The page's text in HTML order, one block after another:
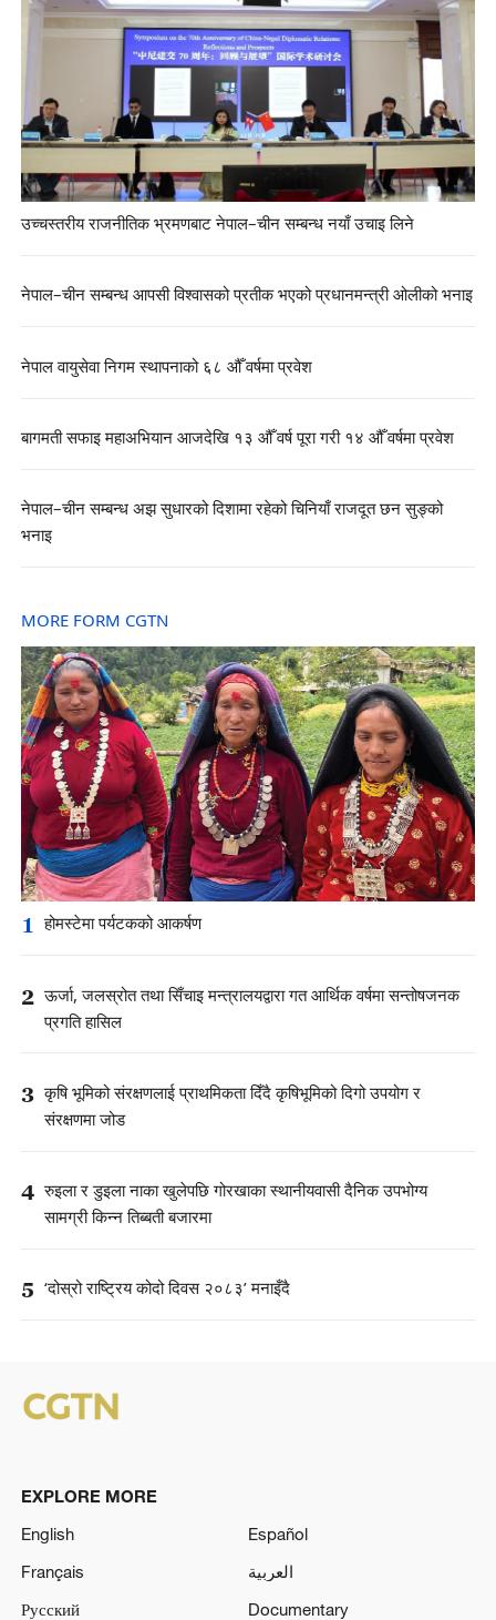
उच्चस्तरीय राजनीतिक भ्रमणबाट नेपाल–चीन सम्बन्ध नयाँ उचाइ लिने
नेपाल–चीन सम्बन्ध आपसी विश्वासको प्रतीक भएको प्रधानमन्त्री ओलीको भनाइ
नेपाल वायुसेवा निगम स्थापनाको ६८ औँ वर्षमा प्रवेश
बागमती सफाइ महाअभियान आजदेखि १३ औँ वर्ष पूरा गरी १४ औँ वर्षमा प्रवेश
नेपाल–चीन सम्बन्ध अझ सुधारको दिशामा रहेको चिनियाँ राजदूत छन सुङ्को
भनाइ
MORE FORM CGTN
1 होमस्टेमा पर्यटकको आकर्षण
2 ऊर्जा, जलस्रोत तथा सिँचाइ मन्त्रालयद्वारा गत आर्थिक वर्षमा सन्तोषजनक
प्रगति हासिल
3 कृषि भूमिको संरक्षणलाई प्राथमिकता दिँदै कृषिभूमिको दिगो उपयोग र
संरक्षणमा जोड
4 रुइला र डुइला नाका खुलेपछि गोरखाका स्थानीयवासी दैनिक उपभोग्य
सामग्री किन्न तिब्बती बजारमा
5 ‘दोस्रो राष्ट्रिय कोदो दिवस २०८३’ मनाइँदै
EXPLORE MORE
English
Español
Français
العربية
Русский
Documentary